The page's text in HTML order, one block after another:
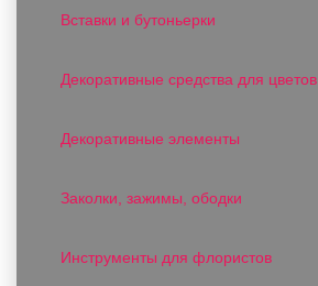
Вставки и бутоньерки
Декоративные средства для цветов
Декоративные элементы
Заколки, зажимы, ободки
Инструменты для флористов